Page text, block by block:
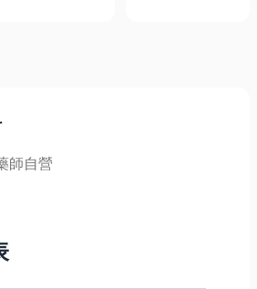
茶、品茗的每
從精準掌控水
師自營